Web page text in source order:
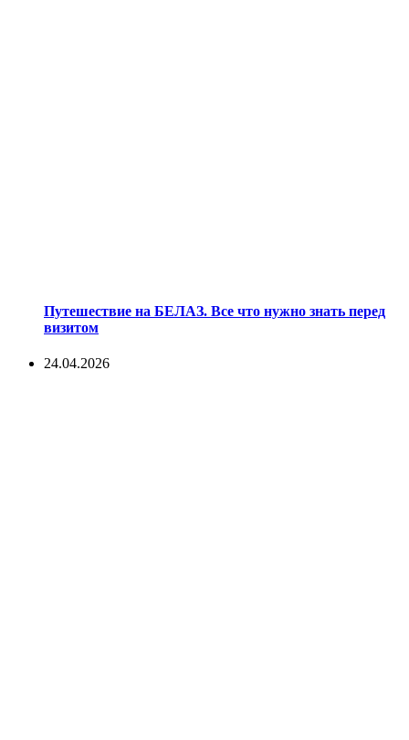
Путешествие на БЕЛАЗ. Все что нужно знать перед
визитом
24.04.2026